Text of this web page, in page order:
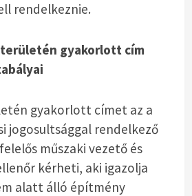
rendelkeznie.
területén gyakorlott cím
gyakorlott címet az a
jogosultsággal rendelkező
műszaki vezető és
kérheti, aki igazolja
alatt álló építmény